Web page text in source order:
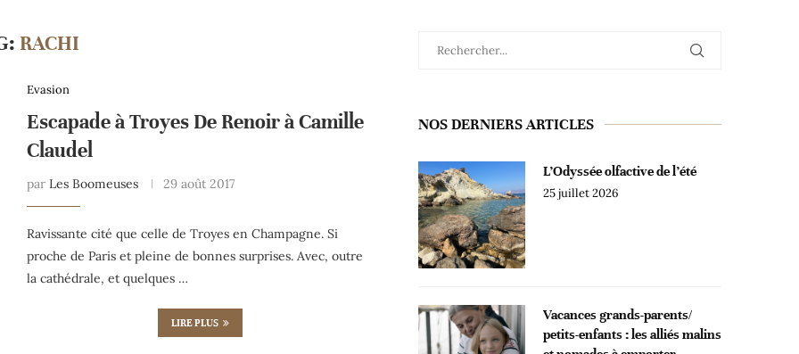
RACHI
Evasion
Escapade à Troyes De Renoir à Camille
Claudel
par Les Boomeuses 29 août 2017
Ravissante cité que celle de Troyes en Champagne. Si
proche de Paris et pleine de bonnes surprises. Avec, outre
la cathédrale, et quelques …
LIRE PLUS
NOS DERNIERS ARTICLES
L’Odyssée olfactive de l’été
25 juillet 2026
Vacances grands-parents/
petits-enfants : les alliés malins